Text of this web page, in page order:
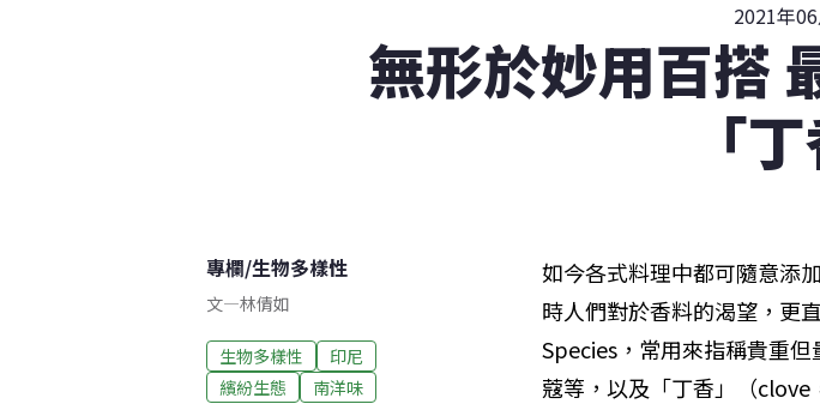
2021年
無形於妙用百搭
「
專欄/生物多樣性
文—林倩如
生物多樣性
印尼
繽紛生態
南洋味
如今各式料理中都可隨意添
時人們對於香料的渴望，更
Species，常用來指稱貴重
蔻等，以及「丁香」（